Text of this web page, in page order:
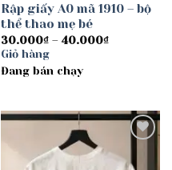
Rập giấy A0 mã 1910 – bộ
thể thao mẹ bé
30.000₫ – 40.000₫Khoảng
Giỏ hàng
Đang bán chạy
wishlist